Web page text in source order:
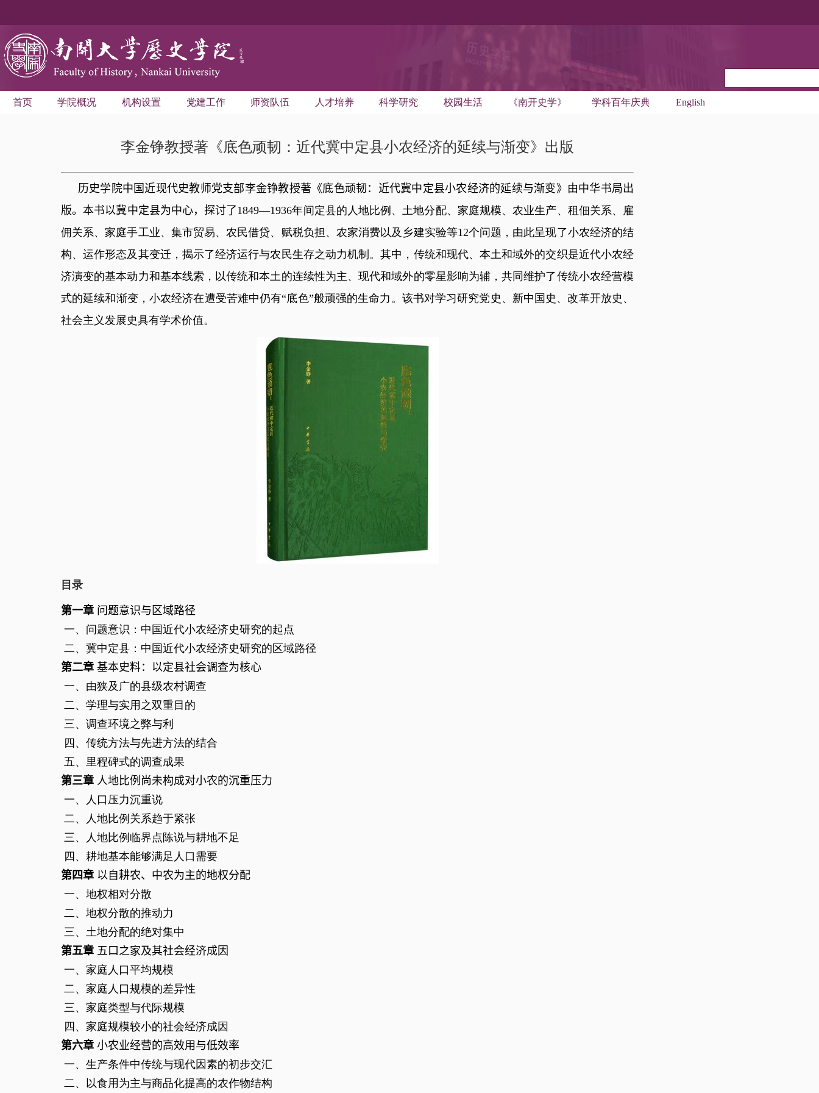
首页 学院概况 机构设置 党建工作 师资队伍 人才培养 科学研究 校园生活 《南开史学》 学科百年庆典 English
李金铮教授著《底色顽韧：近代冀中定县小农经济的延续与渐变》出版
历史学院中国近现代史教师党支部李金铮教授著《底色顽韧：近代冀中定县小农经济的延续与渐变》由中华书局出
版。本书以冀中定县为中心，探讨了1849—1936年间定县的人地比例、土地分配、家庭规模、农业生产、租佃关系、雇
佣关系、家庭手工业、集市贸易、农民借贷、赋税负担、农家消费以及乡建实验等12个问题，由此呈现了小农经济的结
构、运作形态及其变迁，揭示了经济运行与农民生存之动力机制。其中，传统和现代、本土和域外的交织是近代小农经
济演变的基本动力和基本线索，以传统和本土的连续性为主、现代和域外的零星影响为辅，共同维护了传统小农经营模
式的延续和渐变，小农经济在遭受苦难中仍有“底色”般顽强的生命力。该书对学习研究党史、新中国史、改革开放史、
社会主义发展史具有学术价值。
目录
第一章 问题意识与区域路径
一、问题意识：中国近代小农经济史研究的起点
二、冀中定县：中国近代小农经济史研究的区域路径
第二章 基本史料：以定县社会调查为核心
一、由狭及广的县级农村调查
二、学理与实用之双重目的
三、调查环境之弊与利
四、传统方法与先进方法的结合
五、里程碑式的调查成果
第三章 人地比例尚未构成对小农的沉重压力
一、人口压力沉重说
二、人地比例关系趋于紧张
三、人地比例临界点陈说与耕地不足
四、耕地基本能够满足人口需要
第四章 以自耕农、中农为主的地权分配
一、地权相对分散
二、地权分散的推动力
三、土地分配的绝对集中
第五章 五口之家及其社会经济成因
一、家庭人口平均规模
二、家庭人口规模的差异性
三、家庭类型与代际规模
四、家庭规模较小的社会经济成因
第六章 小农业经营的高效用与低效率
一、生产条件中传统与现代因素的初步交汇
二、以食用为主与商品化提高的农作物结构